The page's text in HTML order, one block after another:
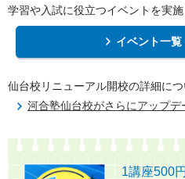
学習や入試に役立つイベントを実施
イベント一
仙台校リニューアル開校の詳細に
河合塾仙台校がさらにアップデ
1講座500